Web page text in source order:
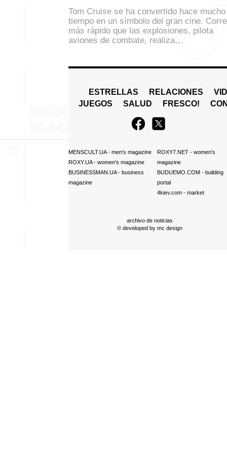
Tom Cruise se ha convertido hace mucho
tiempo en un símbolo del gran cine. Corre
más rápido que las explosiones, pilota
aviones de combate, realiza…
ESTRELLAS RELACIONES
JUEGOS
SALUD FRESCO!
MENSCULT.UA- men's magazine
ROXY.UA- women's magazine
BUSINESSMAN.UA- business
magazine
ROXY7.NET- women's
magazine
BUDUEMO.COM- building
portal
4kiev.com- market
archivo de noticias
© developed by mc design